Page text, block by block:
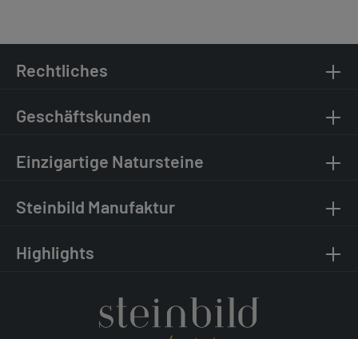
Rechtliches
Geschäftskunden
Einzigartige Natursteine
Steinbild Manufaktur
Highlights